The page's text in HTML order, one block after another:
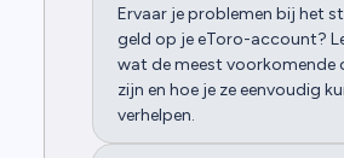
Ervaar je problemen bij het
geld op je eToro-account?
wat de meest voorkomende
zijn en hoe je ze eenvoudig
verhelpen.